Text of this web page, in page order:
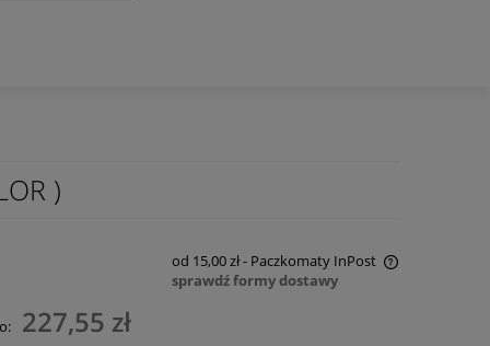
)
od 15,00 zł- Paczkomaty InPost
Cena nie zawiera ewentualnych kosztów
płatności
sprawdź formy dostawy
227,55 zł